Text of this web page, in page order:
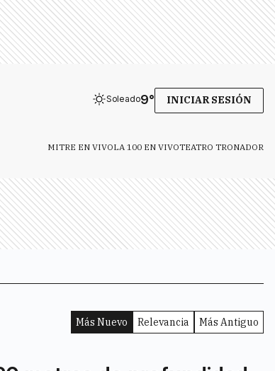
Soleado9° INICIAR SESIÓN
MITRE EN VIVOLA 100 EN VIVOTEATRO TRONADOR
Más Nuevo Relevancia Más Antiguo